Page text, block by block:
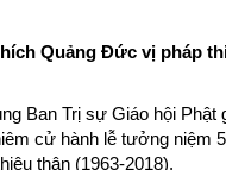
Quảng Đức vị pháp
Ban Trị sự Giáo hội Phật
cử hành lễ tưởng niệm
thân (1963-2018).